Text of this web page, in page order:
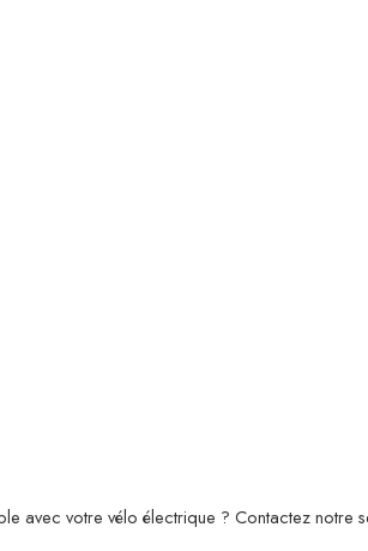
avec votre vélo électrique ? Contactez